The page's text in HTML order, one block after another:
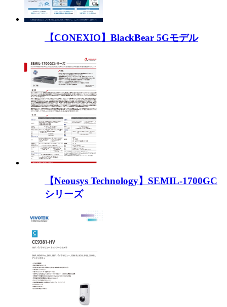
【CONEXIO】BlackBear 5Gモデル
【Neousys Technology】SEMIL-1700GC
シリーズ